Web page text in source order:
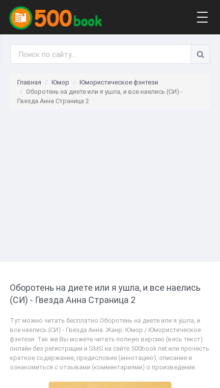
Главная Юмор
Юмористическое фэнтези
Оборотень на диете или я ушла, и все наелись (СИ) -
Гвезда Анна Страница 2
Оборотень на диете или я ушла, и все наелись
(СИ) - Гвезда Анна Страница 2
Тут можно читать бесплатно Оборотень на диете или я ушла, и
все наелись (СИ) - Гвезда Анна. Жанр: Юмор / Юмористическое
фэнтези. Так же Вы можете читать полную версию (весь текст)
онлайн без регистрации и SMS на сайте 500book.net или прочесть
краткое содержание, предисловие (аннотацию), описание и
ознакомиться с отзывами (комментариями) о произведении.